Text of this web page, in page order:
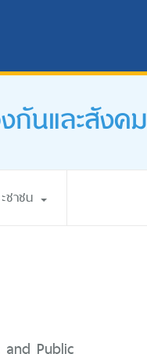
กันและสังคม
ชาชน
Public